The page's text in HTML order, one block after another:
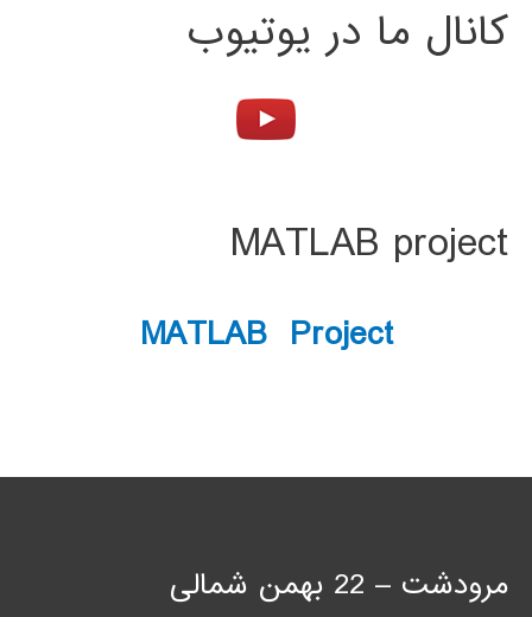
کانال ما در یوتیوب
MATLAB project
MATLAB Project
مرودشت – 22 بهمن شمالی